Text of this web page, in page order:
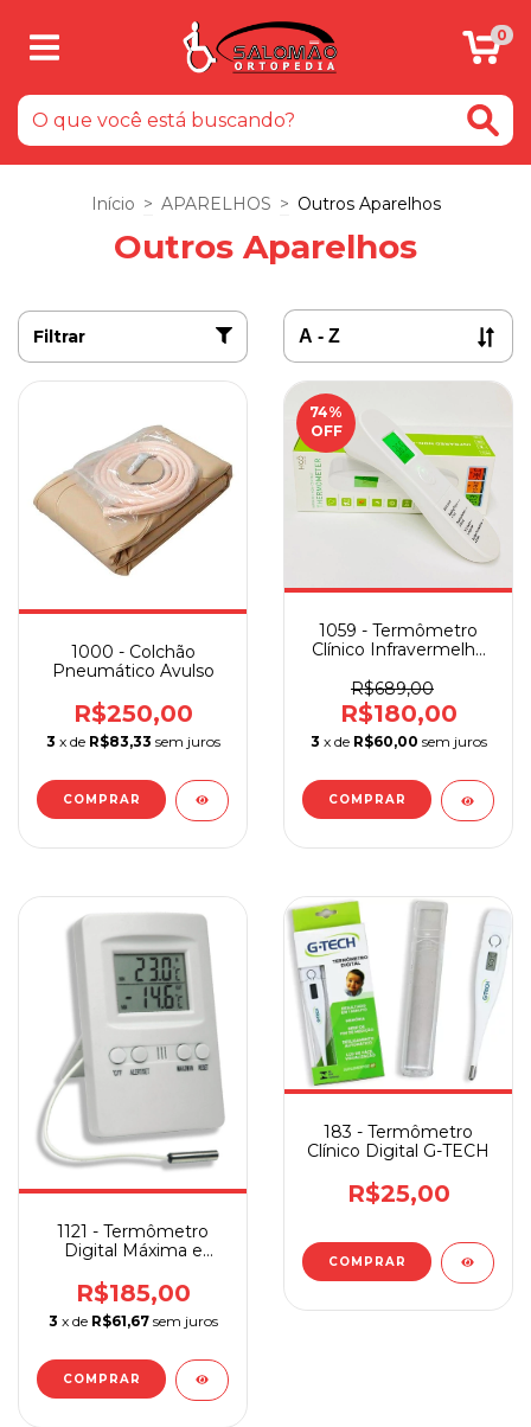
0
Início > APARELHOS > Outros Aparelhos
Outros Aparelhos
Filtrar
1000 - Colchão
Pneumático Avulso
R$250,00
3 x de R$83,33 sem juros
74%
OFF
1059 - Termômetro
Clínico Infravermelho
R$689,00
R$180,00
3 x de R$60,00 sem juros
1121 - Termômetro
Digital Máxima e
R$185,00
3 x de R$61,67 sem juros
183 - Termômetro
Clínico Digital G-TECH
R$25,00